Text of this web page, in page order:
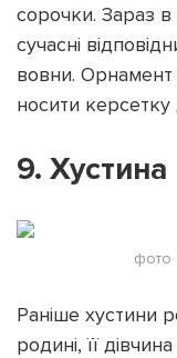
сорочки. Зараз
сучасні
вовни. Орнамент
носити керсетку
9. Хустина
фото
Раніше хустини
родині, її